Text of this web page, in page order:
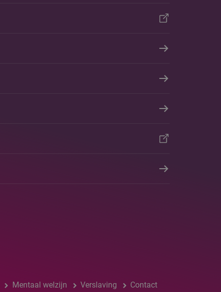
Mentaal welzijn Verslaving Contact